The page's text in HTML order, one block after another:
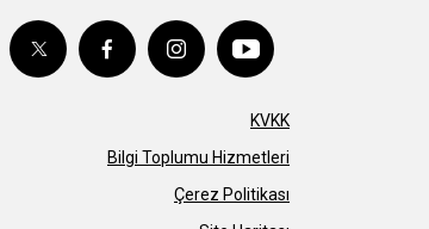
KVKK
Bilgi Toplumu Hizmetleri
Çerez Politikası